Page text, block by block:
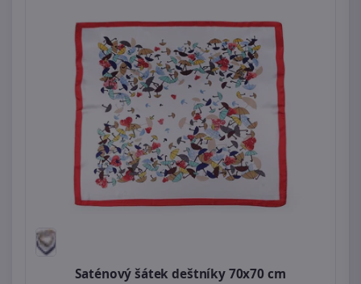
Saténový šátek deštníky 70x70 cm